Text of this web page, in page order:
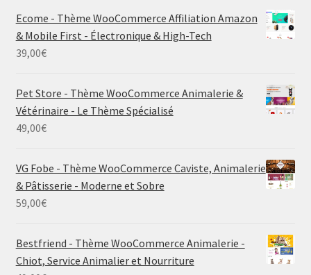
Ecome - Thème WooCommerce Affiliation Amazon
& Mobile First - Électronique & High-Tech
39,00€
Pet Store - Thème WooCommerce Animalerie &
Vétérinaire - Le Thème Spécialisé
49,00€
VG Fobe - Thème WooCommerce Caviste, Animalerie
& Pâtisserie - Moderne et Sobre
59,00€
Bestfriend - Thème WooCommerce Animalerie -
Chiot, Service Animalier et Nourriture